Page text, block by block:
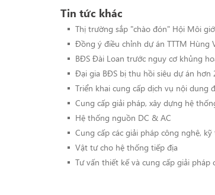
Tin tức khác
Thị trường sắp "chào đón" Hội Môi
Đồng ý điều chỉnh dự án TTTM Hùng
BĐS Đài Loan trước nguy cơ khủng
Đại gia BĐS bị thu hồi siêu dự án hơn
Triển khai cung cấp dịch vụ nội dung
Cung cấp giải pháp, xây dựng hệ
Hệ thống nguồn DC & AC
Cung cấp các giải pháp công nghệ,
Vật tư cho hệ thống tiếp địa
Tư vấn thiết kế và cung cấp giải